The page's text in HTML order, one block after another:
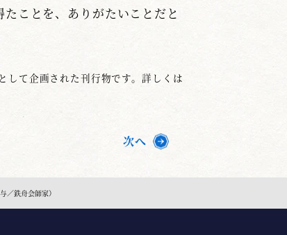
たことを、ありがたいことだと
して企画された刊行物です。詳しくは
次へ
／鉄舟会師家）